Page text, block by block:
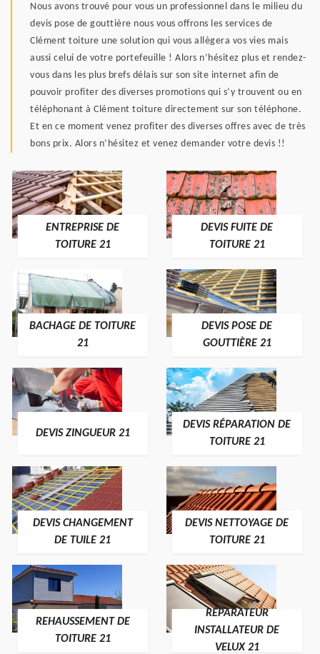
Nous avons trouvé pour vous un professionnel dans le milieu du
devis pose de gouttière nous vous offrons les services de
Clément toiture une solution qui vous allègera vos vies mais
aussi celui de votre portefeuille ! Alors n’hésitez plus et rendez-
vous dans les plus brefs délais sur son site internet afin de
pouvoir profiter des diverses promotions qui s’y trouvent ou en
téléphonant à Clément toiture directement sur son téléphone.
Et en ce moment venez profiter des diverses offres avec de très
bons prix. Alors n’hésitez et venez demander votre devis !!
ENTREPRISE DE
TOITURE 21
DEVIS FUITE DE
TOITURE 21
BACHAGE DE TOITURE
21
DEVIS POSE DE
GOUTTIÈRE 21
DEVIS ZINGUEUR 21
DEVIS RÉPARATION DE
TOITURE 21
DEVIS CHANGEMENT
DE TUILE 21
DEVIS NETTOYAGE DE
TOITURE 21
REHAUSSEMENT DE
TOITURE 21
RÉPARATEUR
INSTALLATEUR DE
VELUX 21